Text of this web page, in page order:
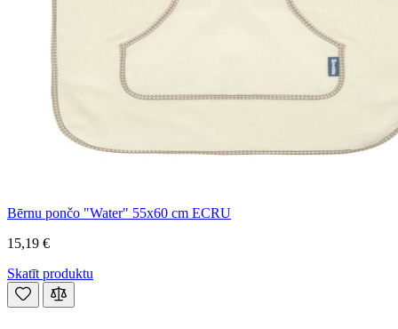
Bērnu pončo "Water" 55x60 cm ECRU
15,19 €
Skatīt produktu